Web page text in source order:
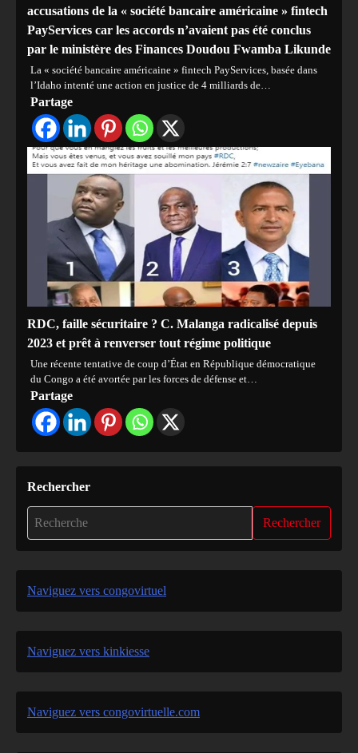
accusations de la « société bancaire américaine » fintech
PayServices car les accords n’avaient pas été conclus
par le ministère des Finances Doudou Fwamba Likunde
La « société bancaire américaine » fintech PayServices, basée dans
l’Idaho intenté une action en justice de 4 milliards de…
Partage
RDC, faille sécuritaire ? C. Malanga radicalisé depuis
2023 et prêt à renverser tout régime politique
Une récente tentative de coup d’État en République démocratique
du Congo a été avortée par les forces de défense et…
Partage
Rechercher
Rechercher
Naviguez vers congovirtuel
Naviguez vers kinkiesse
Naviguez vers congovirtuelle.com